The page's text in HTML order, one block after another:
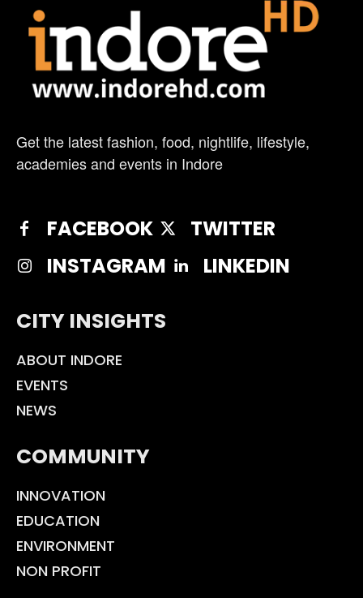
Get the latest fashion, food, nightlife, lifestyle,
academies and events in Indore
FACEBOOK
TWITTER
INSTAGRAM
LINKEDIN
CITY INSIGHTS
ABOUT INDORE
EVENTS
NEWS
COMMUNITY
INNOVATION
EDUCATION
ENVIRONMENT
NON PROFIT